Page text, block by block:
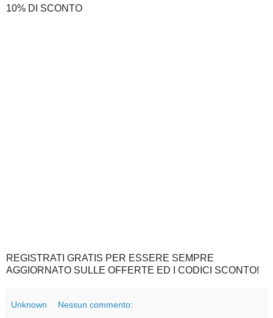
10% DI SCONTO
REGISTRATI GRATIS PER ESSERE SEMPRE
AGGIORNATO SULLE OFFERTE ED I CODICI SCONTO!
Unknown Nessun commento: